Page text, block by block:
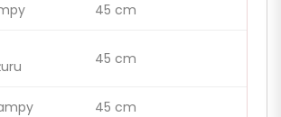
45 cm
45 cm
45 cm